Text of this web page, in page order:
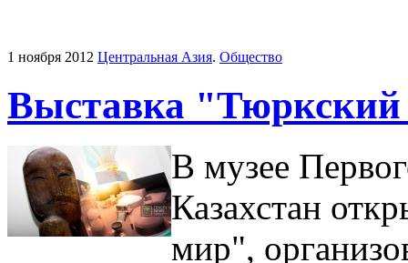
1 ноября 2012 Центральная Азия. Общество
Выставка "Тюркский
В музее
Казахстан
мир",